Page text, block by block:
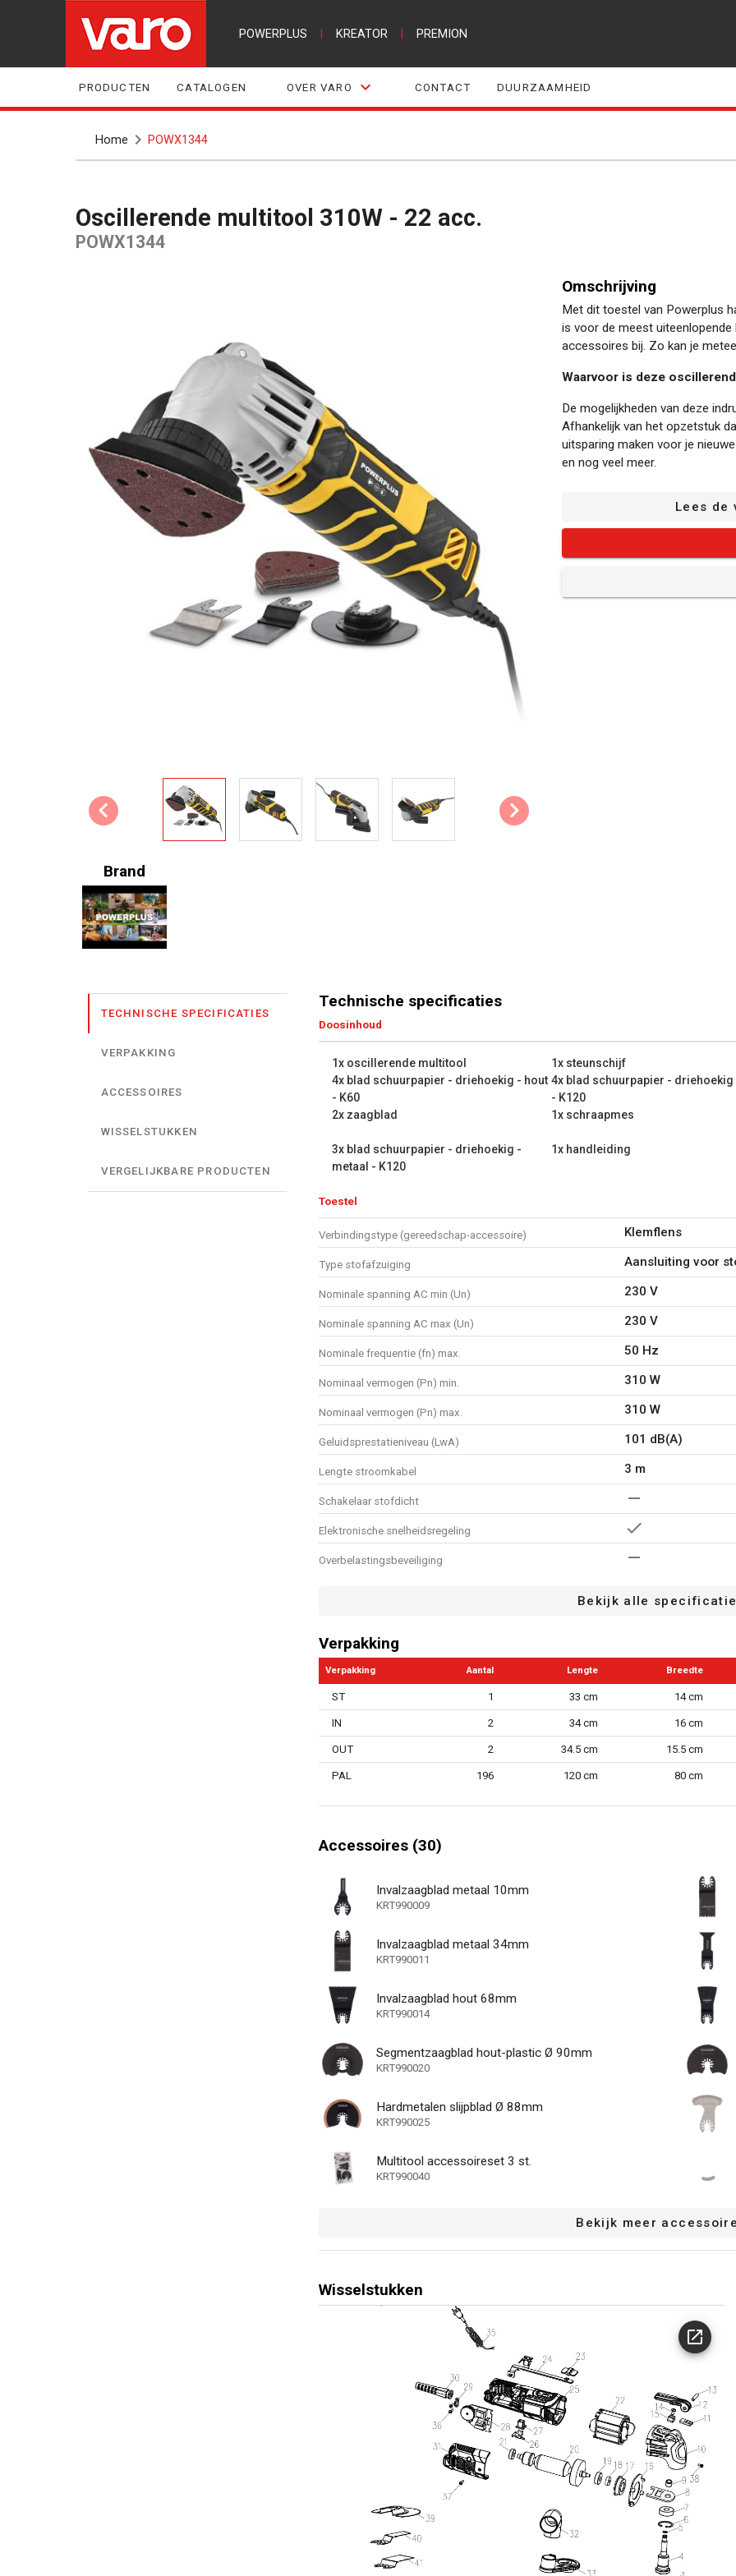
POWERPLUS KREATOR PREMION
PRODUCTEN CATALOGEN OVER VARO CONTACT DUURZAAMHEID
Home POWX1344
Oscillerende multitool 310W - 22 acc.
POWX1344
Brand
Omschrijving
Met dit toestel van Powerplus
is voor de meest
accessoires bij. Zo kan je
Waarvoor is deze
De mogelijkheden van deze
Afhankelijk van het opzetstuk
uitsparing maken voor je
en nog veel meer.
minuut). Daarmee biedt deze
efficiënt vooruit gaan.
De voordelen van de
Nominaal vermogen: 310 W
Bewegingen: 30000 /min –
Lengte stroomkabel: 3 m
Wat zit er in de verpakking?
1x oscillerende multitool
4x blad schuurpapier -
4x blad schuurpapier -
2x zaagblad
1x schraapmes
3x blad schuurpapier -
3x blad schuurpapier -
1x handleiding
Lees de
TECHNISCHE SPECIFICATIES
VERPAKKING
ACCESSOIRES
WISSELSTUKKEN
VERGELIJKBARE PRODUCTEN
Technische specificaties
Doosinhoud
1x oscillerende multitool 1x steunschijf
4x blad schuurpapier - driehoekig - hout
- K60
4x blad schuurpapier - driehoekig
- K120
2x zaagblad
1x schraapmes
3x blad schuurpapier - driehoekig -
metaal - K120
1x handleiding
Toestel
Verbindingstype (gereedschap-accessoire) Klemflens
Type stofafzuiging Aansluiting voor
Nominale spanning AC min (Un) 230 V
Nominale spanning AC max (Un) 230 V
Nominale frequentie (fn) max. 50 Hz
Nominaal vermogen (Pn) min. 310 W
Nominaal vermogen (Pn) max. 310 W
Geluidsprestatieniveau (LwA) 101 dB(A)
Lengte stroomkabel 3 m
Schakelaar stofdicht
Elektronische snelheidsregeling
Overbelastingsbeveiliging
Type opslag
Zachte handgreep
Klittenbandsysteem
Draaibare trekontlasting van de kabel
Snelle ontkoppelingsfunctie - demontage zonder
Stroomindicator
Max. bewegingen
Min. bewegingen
Algemene garantie
Bekijk alle
Verpakking
Verpakking Aantal Lengte Breedte
ST 1 33 cm 14 cm
IN 2 34 cm 16 cm
OUT 2 34.5 cm 15.5 cm
PAL 196 120 cm 80 cm
Accessoires (30)
Invalzaagblad metaal 10mm
KRT990009
Invalzaagblad metaal 34mm
KRT990011
Invalzaagblad hout 68mm
KRT990014
Segmentzaagblad hout-plastic Ø 90mm
KRT990020
Hardmetalen slijpblad Ø 88mm
KRT990025
Multitool accessoireset 3 st.
KRT990040
Bekijk meer
Wisselstukken